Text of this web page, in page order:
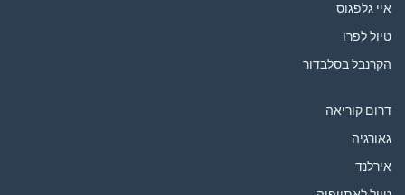
איי גלפגוס
טיול לפרו
הקרנבל בסלבדור
דרום קוריאה
גאורגיה
אירלנד